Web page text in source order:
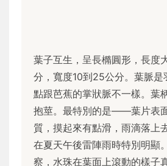
葉子互生，呈長橢圓形，長度
分，寬度10到25公分。葉脈是
點跟芭蕉的掌狀脈不一樣。葉
抱莖。最特別的是——葉片表
質，摸起來有點滑，雨滴落上
在夏天午後雷陣雨時特別明顯
察，水珠在葉面上滾動的樣子